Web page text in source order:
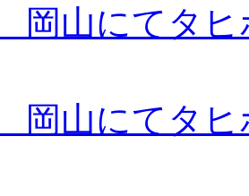
岡山にてタ
岡山にてタ